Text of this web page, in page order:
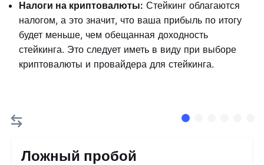
Налоги на криптовалюты: Стейкинг облагаются
налогом, а это значит, что ваша прибыль по итогу
будет меньше, чем обещанная доходность
стейкинга. Это следует иметь в виду при выборе
криптовалюты и провайдера для стейкинга.
Ложный пробой